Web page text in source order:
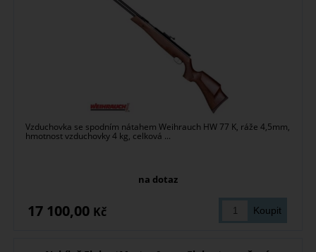
Vzduchovka se spodním nátahem Weihrauch HW 77 K, ráže 4,5mm,
hmotnost vzduchovky 4 kg, celková ...
na dotaz
17 100,00 Kč